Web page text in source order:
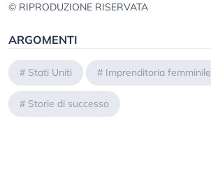
© RIPRODUZIONE RISERVATA
ARGOMENTI
# Stati Uniti # Imprenditoria femminile
# Storie di successo